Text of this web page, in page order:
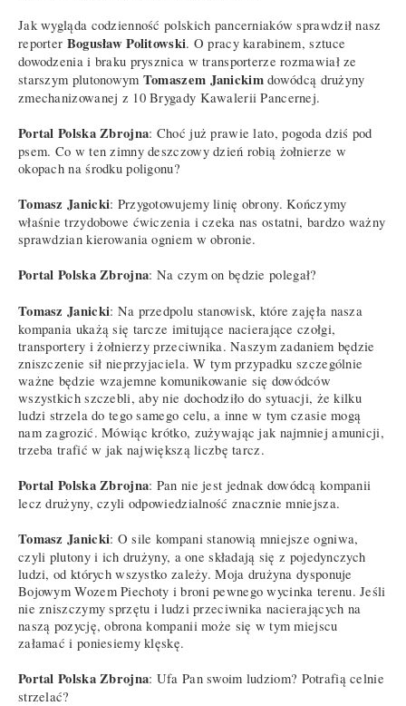
Jak wygląda codzienność polskich pancerniaków sprawdził nasz
reporter Bogusław Politowski. O pracy karabinem, sztuce
dowodzenia i braku prysznica w transporterze rozmawiał ze
starszym plutonowym Tomaszem Janickimdowódcą drużyny
zmechanizowanej z 10 Brygady Kawalerii Pancernej.
Portal Polska Zbrojna: Choć już prawie lato, pogoda dziś pod
psem. Co w ten zimny deszczowy dzień robią żołnierze w
okopach na środku poligonu?
Tomasz Janicki: Przygotowujemy linię obrony. Kończymy
właśnie trzydobowe ćwiczenia i czeka nas ostatni, bardzo ważny
sprawdzian kierowania ogniem w obronie.
Portal Polska Zbrojna: Na czym on będzie polegał?
Tomasz Janicki: Na przedpolu stanowisk, które zajęła nasza
kompania ukażą się tarcze imitujące nacierające czołgi,
transportery i żołnierzy przeciwnika. Naszym zadaniem będzie
zniszczenie sił nieprzyjaciela. W tym przypadku szczególnie
ważne będzie wzajemne komunikowanie się dowódców
wszystkich szczebli, aby nie dochodziło do sytuacji, że kilku
ludzi strzela do tego samego celu, a inne w tym czasie mogą
nam zagrozić. Mówiąc krótko, zużywając jak najmniej amunicji,
trzeba trafić w jak największą liczbę tarcz.
Portal Polska Zbrojna: Pan nie jest jednak dowódcą kompanii
lecz drużyny, czyli odpowiedzialność znacznie mniejsza.
Tomasz Janicki: O sile kompani stanowią mniejsze ogniwa,
czyli plutony i ich drużyny, a one składają się z pojedynczych
ludzi, od których wszystko zależy. Moja drużyna dysponuje
Bojowym Wozem Piechoty i broni pewnego wycinka terenu. Jeśli
nie zniszczymy sprzętu i ludzi przeciwnika nacierających na
naszą pozycję, obrona kompanii może się w tym miejscu
załamać i poniesiemy klęskę.
Portal Polska Zbrojna: Ufa Pan swoim ludziom? Potrafią celnie
strzelać?